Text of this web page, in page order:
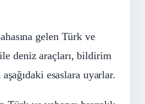
gelen Türk ve
deniz araçları, bildirim
esaslara uyarlar.